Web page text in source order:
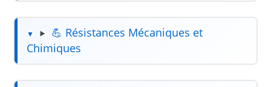
💪 Résistances Mécaniques et
Chimiques